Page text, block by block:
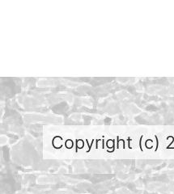
Copyright (c)